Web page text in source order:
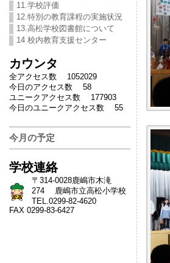
11.学校評価
12.特別の教育課程の実施状況
13.高松学校図書館について
14 校内教育支援センター
カウンタ
全アクセス数 1052029
今日のアクセス数 58
ユニークアクセス数 177903
今日のユニークアクセス数 55
今月の予定
学校連絡
〒314-0028鹿嶋市木滝
274 鹿嶋市立高松小学校
TEL.0299-82-4620
FAX 0299-83-6427